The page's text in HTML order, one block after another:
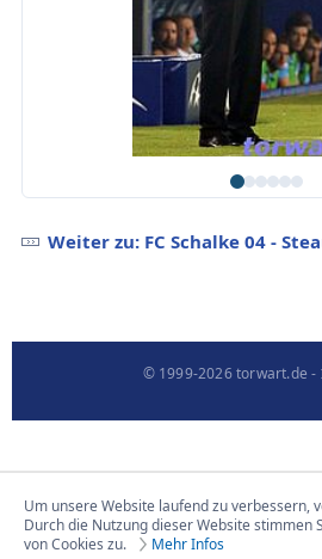
Weiter zu: FC Schalke 04 -
© 1999-2026 torwart.de -
Um unsere Website laufend zu verbessern,
Durch die Nutzung dieser Website stimmen
von Cookies zu.
Mehr Infos